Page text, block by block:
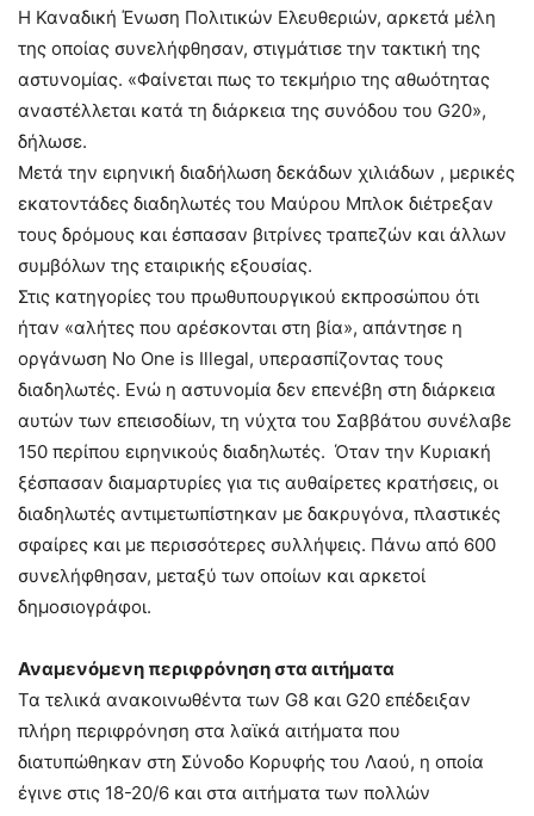
Η Καναδική Ένωση Πολιτικών Ελευθεριών, αρκετά μέλη
της οποίας συνελήφθησαν, στιγμάτισε την τακτική της
αστυνομίας. «Φαίνεται πως το τεκμήριο της αθωότητας
αναστέλλεται κατά τη διάρκεια της συνόδου του G20»,
δήλωσε.
Μετά την ειρηνική διαδήλωση δεκάδων χιλιάδων , μερικές
εκατοντάδες διαδηλωτές του Μαύρου Μπλοκ διέτρεξαν
τους δρόμους και έσπασαν βιτρίνες τραπεζών και άλλων
συμβόλων της εταιρικής εξουσίας.
Στις κατηγορίες του πρωθυπουργικού εκπροσώπου ότι
ήταν «αλήτες που αρέσκονται στη βία», απάντησε η
οργάνωση No One is Illegal, υπερασπίζοντας τους
διαδηλωτές. Ενώ η αστυνομία δεν επενέβη στη διάρκεια
αυτών των επεισοδίων, τη νύχτα του Σαββάτου συνέλαβε
150 περίπου ειρηνικούς διαδηλωτές. Όταν την Κυριακή
ξέσπασαν διαμαρτυρίες για τις αυθαίρετες κρατήσεις, οι
διαδηλωτές αντιμετωπίστηκαν με δακρυγόνα, πλαστικές
σφαίρες και με περισσότερες συλλήψεις. Πάνω από 600
συνελήφθησαν, μεταξύ των οποίων και αρκετοί
δημοσιογράφοι.
Αναμενόμενη περιφρόνηση στα αιτήματα
Τα τελικά ανακοινωθέντα των G8 και G20 επέδειξαν
πλήρη περιφρόνηση στα λαϊκά αιτήματα που
διατυπώθηκαν στη Σύνοδο Κορυφής του Λαού, η οποία
έγινε στις 18-20/6 και στα αιτήματα των πολλών